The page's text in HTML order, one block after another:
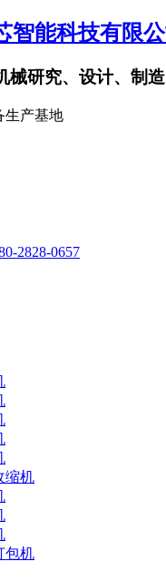
械研究、设计、制造
生产基地
2828-0657
缩机
包机